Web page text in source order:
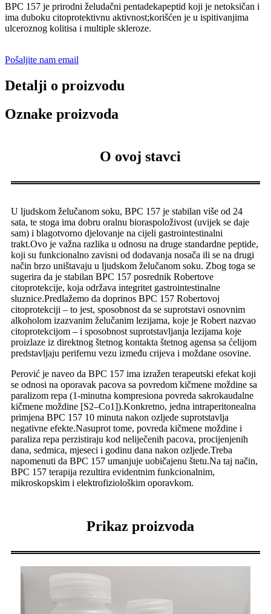
BPC 157 je prirodni želudačni pentadekapeptid koji je netoksičan i
ima duboku citoprotektivnu aktivnost;korišćen je u ispitivanjima
ulceroznog kolitisa i multiple skleroze.
Pošaljite nam email
Detalji o proizvodu
Oznake proizvoda
O ovoj stavci
U ljudskom želučanom soku, BPC 157 je stabilan više od 24
sata, te stoga ima dobru oralnu bioraspoloživost (uvijek se daje
sam) i blagotvorno djelovanje na cijeli gastrointestinalni
trakt.Ovo je važna razlika u odnosu na druge standardne peptide,
koji su funkcionalno zavisni od dodavanja nosača ili se na drugi
način brzo uništavaju u ljudskom želučanom soku. Zbog toga se
sugerira da je stabilan BPC 157 posrednik Robertove
citoprotekcije, koja održava integritet gastrointestinalne
sluznice.Predlažemo da doprinos BPC 157 Robertovoj
citoprotekciji – to jest, sposobnost da se suprotstavi osnovnim
alkoholom izazvanim želučanim lezijama, koje je Robert nazvao
citoprotekcijom – i sposobnost suprotstavljanja lezijama koje
proizlaze iz direktnog štetnog kontakta štetnog agensa sa ćelijom
predstavljaju perifernu vezu između crijeva i moždane osovine.
Perović je naveo da BPC 157 ima izražen terapeutski efekat koji
se odnosi na oporavak pacova sa povredom kičmene moždine sa
paralizom repa (1-minutna kompresiona povreda sakrokaudalne
kičmene moždine [S2–Co1]).Konkretno, jedna intraperitonealna
primjena BPC 157 10 minuta nakon ozljede suprotstavlja
negativne efekte.Nasuprot tome, povreda kičmene moždine i
paraliza repa perzistiraju kod neliječenih pacova, procijenjenih
dana, sedmica, mjeseci i godinu dana nakon ozljede.Treba
napomenuti da BPC 157 umanjuje uobičajenu štetu.Na taj način,
BPC 157 terapija rezultira evidentnim funkcionalnim,
mikroskopskim i elektrofiziološkim oporavkom.
Prikaz proizvoda